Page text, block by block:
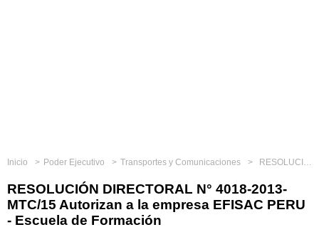
Inicio Poder Ejecutivo Transportes y Comunicaciones RESOLUCIÓN DIRECTORAL N° 4018-2013-MTC/15 Autorizan a la empresa EFISAC PERU - Escuela de Formación
RESOLUCIÓN DIRECTORAL N° 4018-2013-
MTC/15 Autorizan a la empresa EFISAC PERU
- Escuela de Formación